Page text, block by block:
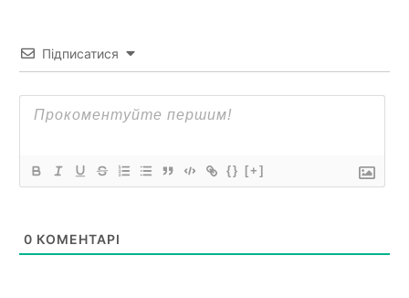
Підписатися
{} [+]
0 КОМЕНТАРІ